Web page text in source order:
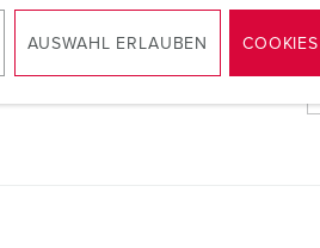
AUSWAHL ERLAUBEN